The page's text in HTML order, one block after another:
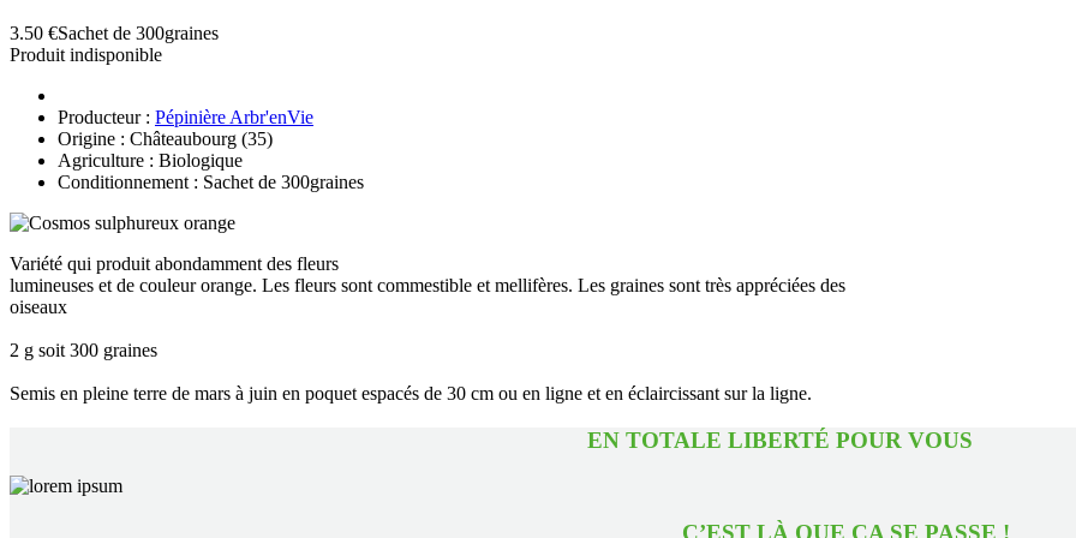
3.50 €Sachet de 300graines
Produit indisponible
Producteur : Pépinière Arbr'enVie
Origine : Châteaubourg (35)
Agriculture : Biologique
Conditionnement : Sachet de 300graines
Variété qui produit abondamment des fleurs
lumineuses et de couleur orange. Les fleurs sont commestible et mellifères. Les graines sont très appréciées des
oiseaux
2 g soit 300 graines
Semis en pleine terre de mars à juin en poquet espacés de 30 cm ou en ligne et en éclaircissant sur la ligne.
EN TOTALE LIBERTÉ POUR
C’EST LÀ QUE ÇA SE